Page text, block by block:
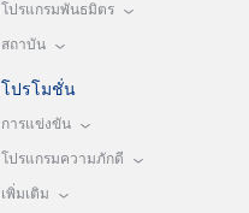
โปรแกรมพันธมิตร
สถาบัน
โปรโมชั่น
การแข่งขัน
โปรแกรมความภักดี
เพิ่มเติม